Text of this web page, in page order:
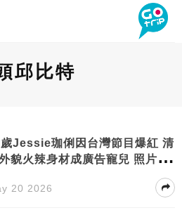
邱比特
Jessie珈俐因台灣節目爆紅 清
貌火辣身材成廣告寵兒 照片頻
20 2026